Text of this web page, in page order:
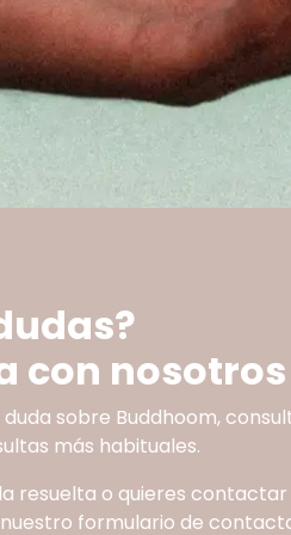
con nosotros
duda sobre Buddhoom,
más habituales.
resuelta o quieres
formulario de